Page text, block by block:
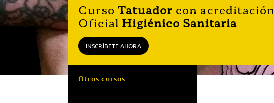
CursoTatuador con acreditación
OficialHigiénico Sanitaria
INSCRÍBETE AHORA
Otros cursos